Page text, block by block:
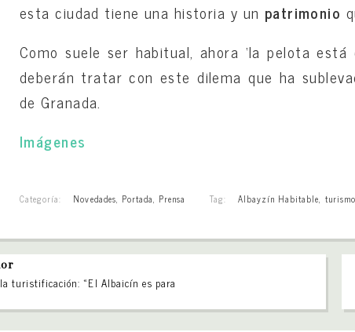
esta ciudad tiene una historia y un patrimonio
Como suele ser habitual, ahora ‘la pelota
deberán tratar con este dilema que ha
de Granada.
Imágenes
Categoría: Novedades, Portada, Prensa Tag: Albayzín Habitable, turismo
turistificación: «El Albaicín es para